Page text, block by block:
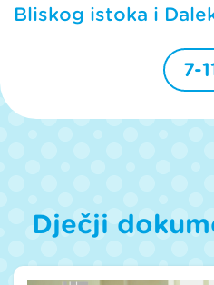
Bliskog istoka i
7-
Dječji